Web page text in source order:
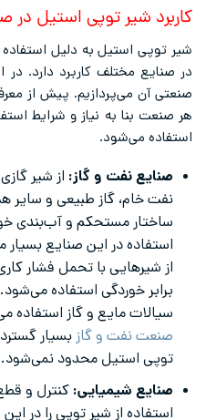
کاربرد شیر توپی استیل در
شیر توپی استیل به دلیل استفاده
در صنایع مختلف کاربرد دارد. در
صنعتی آن می‌پردازیم. پیش از
هر صنعت بنا به نیاز و شرایط
استفاده می‌شود.
صنایع نفت و گاز: از شیر
نفت خام، گاز طبیعی و سایر
ساختار مستحکم و آب‌بندی
استفاده در این صنایع
از شیرهایی با تحمل فشار
برابر خوردگی استفاده
سیالات مایع و گاز استفاده
صنعت نفت و گازبسیار
توپی استیل محدود نمی‌شود.
صنایع شیمیایی: کنترل و
استفاده از شیر توپی را در